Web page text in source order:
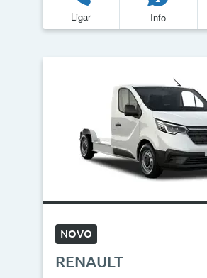
Ligar Info
NOVO
RENAULT